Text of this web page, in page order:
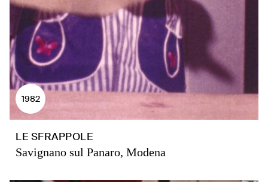
1982
LE SFRAPPOLE
Savignano sul Panaro, Modena